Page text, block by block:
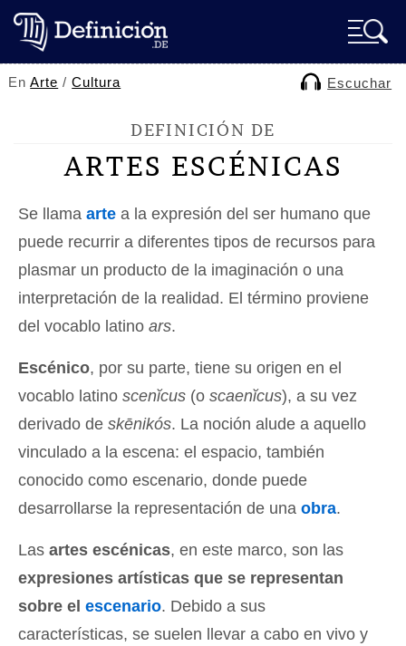
EnArte /Cultura Escuchar
DEFINICIÓN DE
ARTES ESCÉNICAS
Se llama arte a la expresión del ser humano que
puede recurrir a diferentes tipos de recursos para
plasmar un producto de la imaginación o una
interpretación de la realidad. El término proviene
del vocablo latino ars.
Escénico, por su parte, tiene su origen en el
vocablo latino scenĭcus (o scaenĭcus), a su vez
derivado de skēnikós. La noción alude a aquello
vinculado a la escena: el espacio, también
conocido como escenario, donde puede
desarrollarse la representación de una obra.
Las artes escénicas, en este marco, son las
expresiones artísticas que se representan
sobre el escenario. Debido a sus
características, se suelen llevar a cabo en vivo y